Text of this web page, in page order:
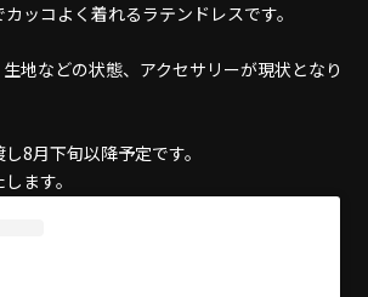
ッコよく着れるラテンドレスです。
地などの状態、アクセサリーが現状となり
8月下旬以降予定です。
ます。